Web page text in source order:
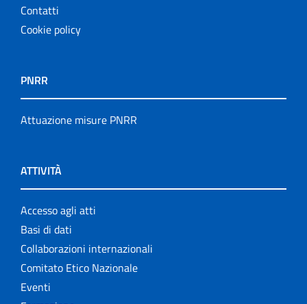
Contatti
Cookie policy
PNRR
Attuazione misure PNRR
ATTIVITÀ
Accesso agli atti
Basi di dati
Collaborazioni internazionali
Comitato Etico Nazionale
Eventi